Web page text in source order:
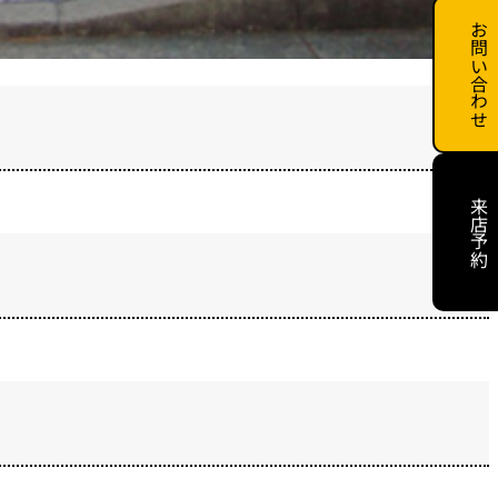
お問い合わせ
来店予約